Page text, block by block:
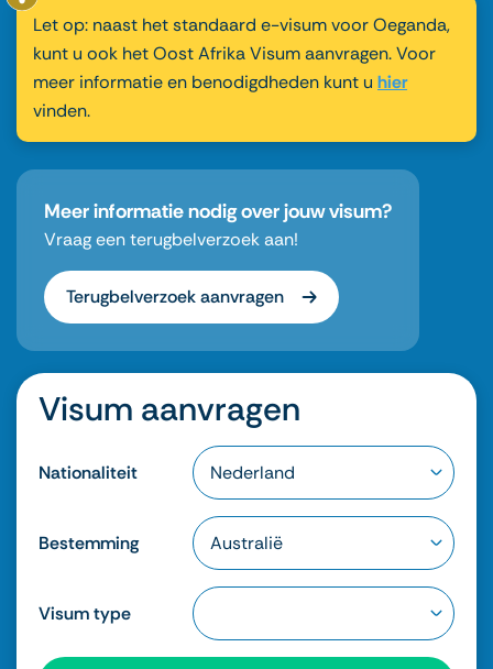
Let op: naast het standaard e-visum voor Oeganda,
kunt u ook het Oost Afrika Visum aanvragen. Voor
meer informatie en benodigdheden kunt u hier
vinden.
Meer informatie nodig over jouw visum?
Vraag een terugbelverzoek aan!
Terugbelverzoek aanvragen
Visum aanvragen
Nationaliteit
Bestemming
Visum type